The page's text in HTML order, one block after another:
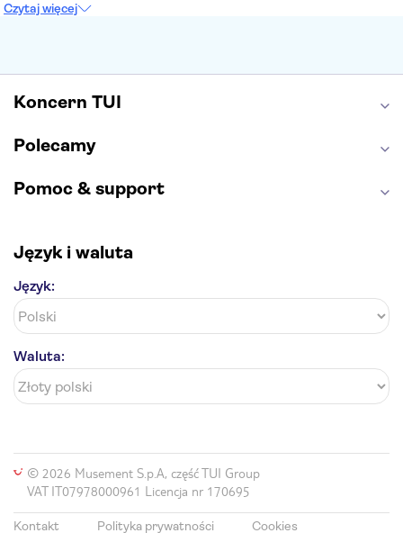
Etna
Wawel
Czytaj więcej
Koncern TUI
Polecamy
Pomoc & support
Język i waluta
Język:
Waluta:
© 2026 Musement S.p.A, część TUI Group
VAT IT07978000961 Licencja nr 170695
Kontakt Polityka prywatności Cookies